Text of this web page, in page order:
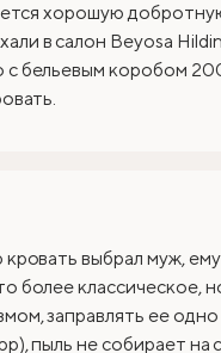
хорошую
в салон Beyosa
бельевым коробом
выбрал муж,
более классическое,
заправлять ее
пыль не собирает